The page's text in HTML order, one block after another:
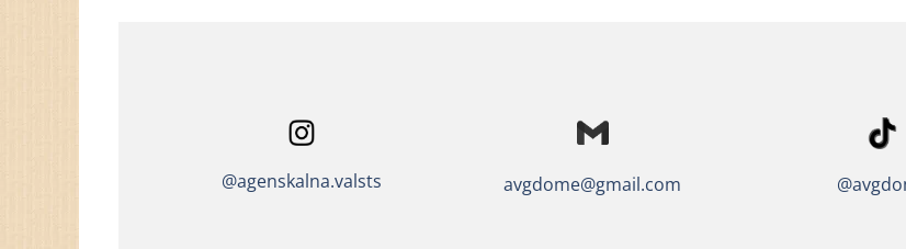
@agenskalna.valsts avgdome@gmail.com